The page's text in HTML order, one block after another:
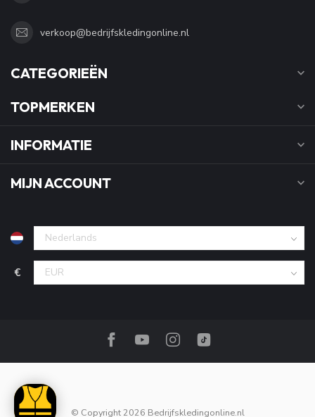
verkoop@bedrijfskledingonline.nl
CATEGORIEËN
TOPMERKEN
INFORMATIE
MIJN ACCOUNT
€
© Copyright 2026 Bedrijfskledingonline.nl